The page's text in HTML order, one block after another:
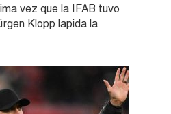
vez que la IFAB tuvo
Klopp lapida la